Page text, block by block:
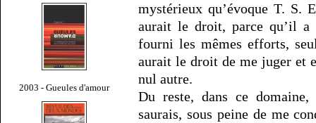
2003 - Gueules d'amour
mystérieux qu’évoque T. S.
aurait le droit, parce qu’il a
fourni les mêmes efforts,
aurait le droit de me juger et
nul autre.
Du reste, dans ce
saurais, sous peine de me